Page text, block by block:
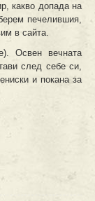
какво допада на
печелившия,
в сайта.
Освен вечната
след себе си,
и покана за